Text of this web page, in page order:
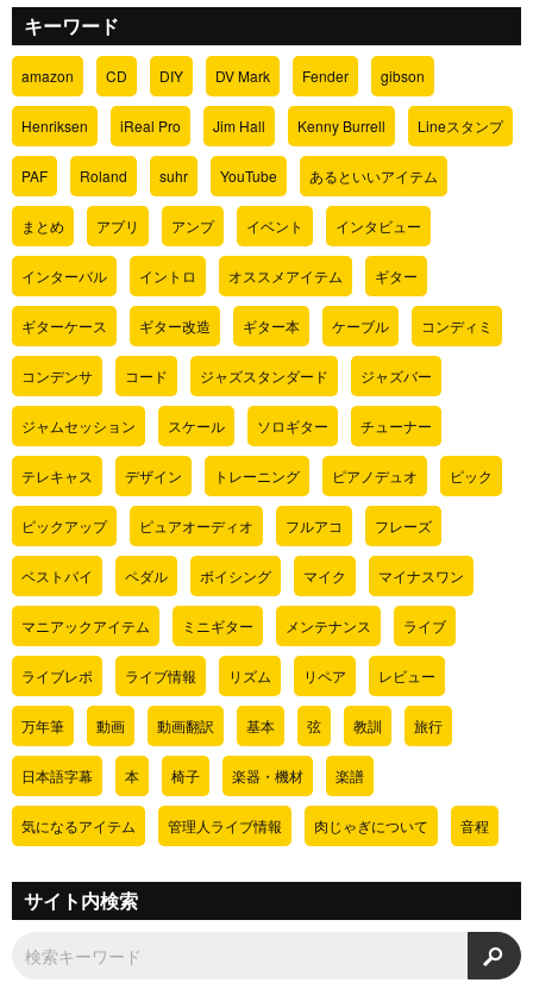
キーワード
amazon CD DIY DV Mark Fender gibson
Henriksen iReal Pro Jim Hall Kenny Burrell Lineスタンプ
PAF Roland suhr YouTube あるといいアイテム
まとめ アプリ アンプ イベント インタビュー
インターバル イントロ オススメアイテム ギター
ギターケース ギター改造 ギター本 ケーブル コンディミ
コンデンサ コード ジャズスタンダード ジャズバー
ジャムセッション スケール ソロギター チューナー
テレキャス デザイン トレーニング ピアノデュオ ピック
ピックアップ ピュアオーディオ フルアコ フレーズ
ベストバイ ペダル ボイシング マイク マイナスワン
マニアックアイテム ミニギター メンテナンス ライブ
ライブレポ ライブ情報 リズム リペア レビュー
万年筆 動画 動画翻訳 基本 弦 教訓 旅行
日本語字幕 本 椅子 楽器・機材 楽譜
気になるアイテム 管理人ライブ情報 肉じゃぎについて 音程
サイト内検索
検